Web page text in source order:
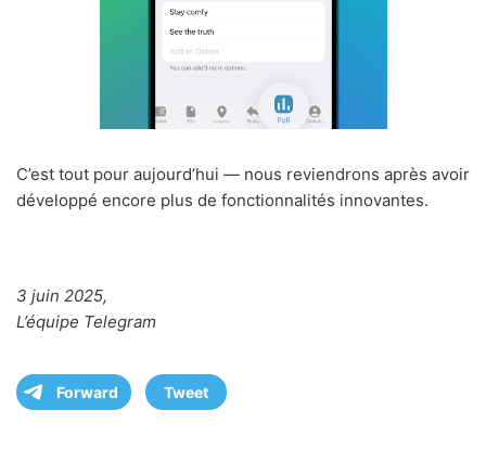
C’est tout pour aujourd’hui — nous reviendrons après avoir
développé encore plus de fonctionnalités innovantes.
3 juin 2025,
L’équipe Telegram
Forward Tweet